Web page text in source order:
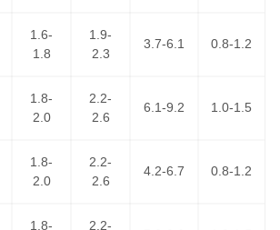
到泰安物流公司
知名企业之一，运营韶
近10年，以“安全、快捷、诚信、真诚”为
1.6-
1.8
1.9-
2.3
3.7-6.1 0.8-1.2
1.8-
2.0
2.2-
2.6
6.1-9.2 1.0-1.5
1.8-
2.0
2.2-
2.6
4.2-6.7 0.8-1.2
1.8-
2.2-